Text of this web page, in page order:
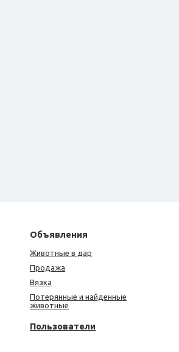
Объявления
Животные в дар
Продажа
Вязка
Потерянные и найденные
животные
Пользователи